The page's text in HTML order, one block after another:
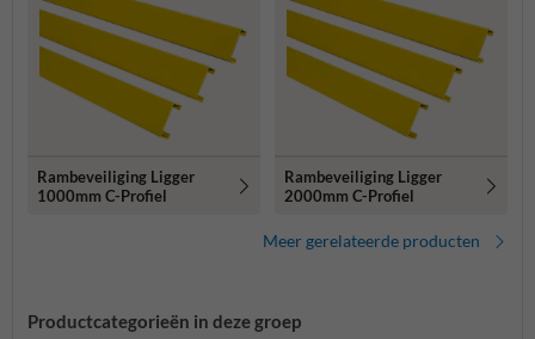
Rambeveiliging Ligger
1000mm C-Profiel
Rambeveiliging Ligger
2000mm C-Profiel
Meer gerelateerde producten
Productcategorieën in deze groep